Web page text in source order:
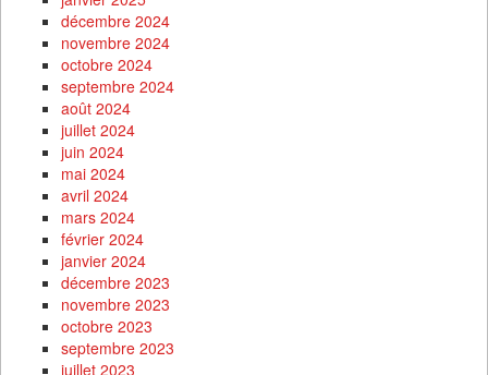
décembre 2024
novembre 2024
octobre 2024
septembre 2024
août 2024
juillet 2024
juin 2024
mai 2024
avril 2024
mars 2024
février 2024
janvier 2024
décembre 2023
novembre 2023
octobre 2023
septembre 2023
juillet 2023